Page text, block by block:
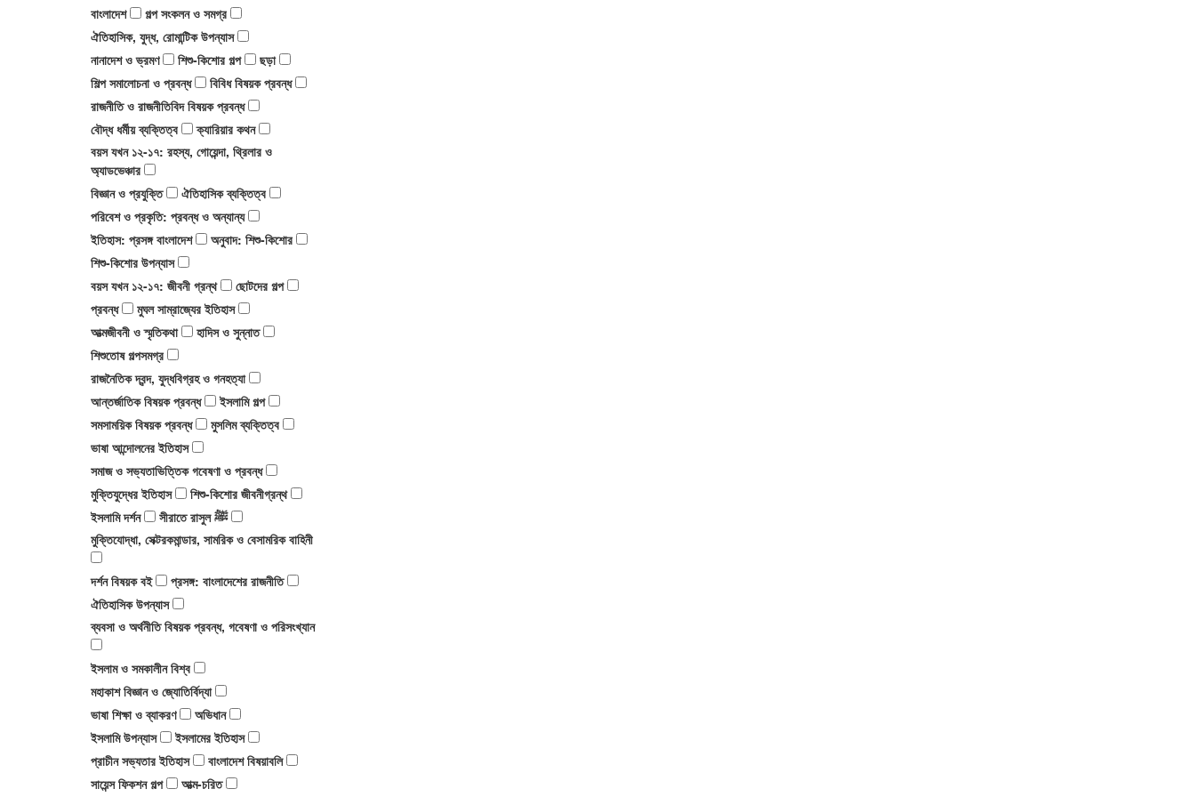
বলাইচাঁদ মুখোপাধ্যায়
ইসমত আরা প্রিয়া
আরাফাত শাহরিয়ার
ভৌতিক উপন্যাস
প্যারাসাইকোলজিকাল উপন্যাস
অতিপ্রাকৃত ও ভৌতিক উপন্যাস
বাংলাদেশ
গল্প সংকলন ও সমগ্র
ঐতিহাসিক, যুদ্ধ, রোমান্টিক উপন্যাস
নানাদেশ ও ভ্রমণ
শিশু-কিশোর গল্প
ছড়া
শিল্প সমালোচনা ও প্রবন্ধ
বিবিধ বিষয়ক প্রবন্ধ
রাজনীতি ও রাজনীতিবিদ বিষয়ক প্রবন্ধ
বৌদ্ধ ধর্মীয় ব্যক্তিত্ব
ক্যারিয়ার কথন
বয়স যখন ১২-১৭: রহস্য, গোয়েন্দা, থ্রিলার ও
অ্যাডভেঞ্চার
বিজ্ঞান ও প্রযুক্তি
ঐতিহাসিক ব্যক্তিত্ব
পরিবেশ ও প্রকৃতি: প্রবন্ধ ও অন্যান্য
ইতিহাস: প্রসঙ্গ বাংলাদেশ
অনুবাদ: শিশু-কিশোর
শিশু-কিশোর উপন্যাস
বয়স যখন ১২-১৭: জীবনী গ্রন্থ
ছোটদের গল্প
প্রবন্ধ
মুঘল সাম্রাজ্যের ইতিহাস
আত্মজীবনী ও স্মৃতিকথা
হাদিস ও সুন্নাত
শিশুতোষ গল্পসমগ্র
রাজনৈতিক দ্বন্দ, যুদ্ধবিগ্রহ ও গনহত্যা
আন্তর্জাতিক বিষয়ক প্রবন্ধ
ইসলামি গল্প
সমসাময়িক বিষয়ক প্রবন্ধ
মুসলিম ব্যক্তিত্ব
ভাষা আন্দোলনের ইতিহাস
সমাজ ও সভ্যতাভিত্তিক গবেষণা ও প্রবন্ধ
মুক্তিযুদ্ধের ইতিহাস
শিশু-কিশোর জীবনীগ্রন্থ
ইসলামি দর্শন
সীরাতে রাসুল ﷺ
মুক্তিযোদ্ধা, সেক্টরকমান্ডার, সামরিক ও বেসামরিক বাহিনী
দর্শন বিষয়ক বই
প্রসঙ্গ: বাংলাদেশের রাজনীতি
ঐতিহাসিক উপন্যাস
ব্যবসা ও অর্থনীতি বিষয়ক প্রবন্ধ, গবেষণা ও পরিসংখ্যান
ইসলাম ও সমকালীন বিশ্ব
মহাকাশ বিজ্ঞান ও জ্যোতির্বিদ্যা
ভাষা শিক্ষা ও ব্যাকরণ
অভিধান
ইসলামি উপন্যাস
ইসলামের ইতিহাস
প্রাচীন সভ্যতার ইতিহাস
বাংলাদেশ বিষয়াবলি
সায়েন্স ফিকশন গল্প
আত্ম-চরিত